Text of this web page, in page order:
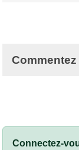
Connectez-